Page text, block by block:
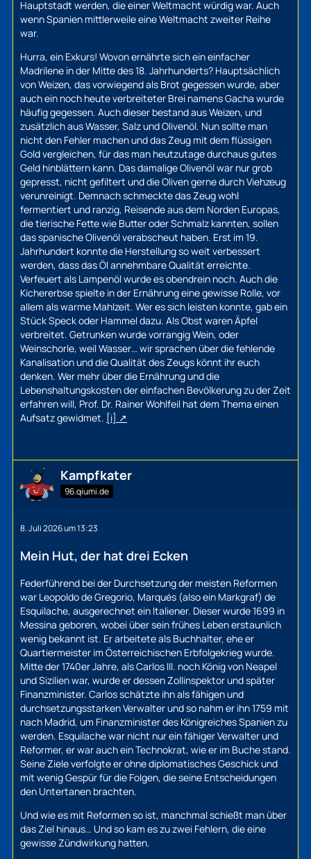
Hauptstadt werden, die einer Weltmacht würdig war. Auch
wenn Spanien mittlerweile eine Weltmacht zweiter Reihe
war.
Hurra, ein Exkurs! Wovon ernährte sich ein einfacher
Madrilene in der Mitte des 18. Jahrhunderts? Hauptsächlich
von Weizen, das vorwiegend als Brot gegessen wurde, aber
auch ein noch heute verbreiteter Brei namens Gacha wurde
häufig gegessen. Auch dieser bestand aus Weizen, und
zusätzlich aus Wasser, Salz und Olivenöl. Nun sollte man
nicht den Fehler machen und das Zeug mit dem flüssigen
Gold vergleichen, für das man heutzutage durchaus gutes
Geld hinblättern kann. Das damalige Olivenöl war nur grob
gepresst, nicht gefiltert und die Oliven gerne durch Viehzeug
verunreinigt. Demnach schmeckte das Zeug wohl
fermentiert und ranzig, Reisende aus dem Norden Europas,
die tierische Fette wie Butter oder Schmalz kannten, sollen
das spanische Olivenöl verabscheut haben. Erst im 19.
Jahrhundert konnte die Herstellung so weit verbessert
werden, dass das Öl annehmbare Qualität erreichte.
Verfeuert als Lampenöl wurde es obendrein noch. Auch die
Kichererbse spielte in der Ernährung eine gewisse Rolle, vor
allem als warme Mahlzeit. Wer es sich leisten konnte, gab ein
Stück Speck oder Hammel dazu. Als Obst waren Äpfel
verbreitet. Getrunken wurde vorrangig Wein, oder
Weinschorle, weil Wasser… wir sprachen über die fehlende
Kanalisation und die Qualität des Zeugs könnt ihr euch
denken. Wer mehr über die Ernährung und die
Lebenshaltungskosten der einfachen Bevölkerung zu der Zeit
erfahren will, Prof. Dr. Rainer Wohlfeil hat dem Thema einen
Aufsatz gewidmet. [i]
Kampfkater
96.qiumi.de
8. Juli 2026 um 13:23
Mein Hut, der hat drei Ecken
Federführend bei der Durchsetzung der meisten Reformen
war Leopoldo de Gregorio, Marqués (also ein Markgraf) de
Esquilache, ausgerechnet ein Italiener. Dieser wurde 1699 in
Messina geboren, wobei über sein frühes Leben erstaunlich
wenig bekannt ist. Er arbeitete als Buchhalter, ehe er
Quartiermeister im Österreichischen Erbfolgekrieg wurde.
Mitte der 1740er Jahre, als Carlos III. noch König von Neapel
und Sizilien war, wurde er dessen Zollinspektor und später
Finanzminister. Carlos schätzte ihn als fähigen und
durchsetzungsstarken Verwalter und so nahm er ihn 1759 mit
nach Madrid, um Finanzminister des Königreiches Spanien zu
werden. Esquilache war nicht nur ein fähiger Verwalter und
Reformer, er war auch ein Technokrat, wie er im Buche stand.
Seine Ziele verfolgte er ohne diplomatisches Geschick und
mit wenig Gespür für die Folgen, die seine Entscheidungen
den Untertanen brachten.
Und wie es mit Reformen so ist, manchmal schießt man über
das Ziel hinaus… Und so kam es zu zwei Fehlern, die eine
gewisse Zündwirkung hatten.